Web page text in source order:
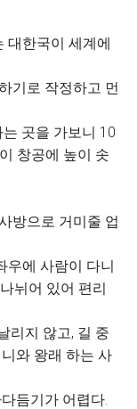
대한국이 세계에
기로 작정하고 먼
곳을 가보니 10
창공에 높이 솟
방으로 거미줄 업
우에 사람이 다니
뉘어 있어 편리
리지 않고, 길 중
와 왕래 하는 사
듬기가 어렵다.